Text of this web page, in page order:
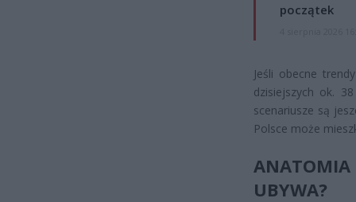
początek
Jeśli obecne
dzisiejszych ok.
scenariusze są
Polsce może
UBYWA?